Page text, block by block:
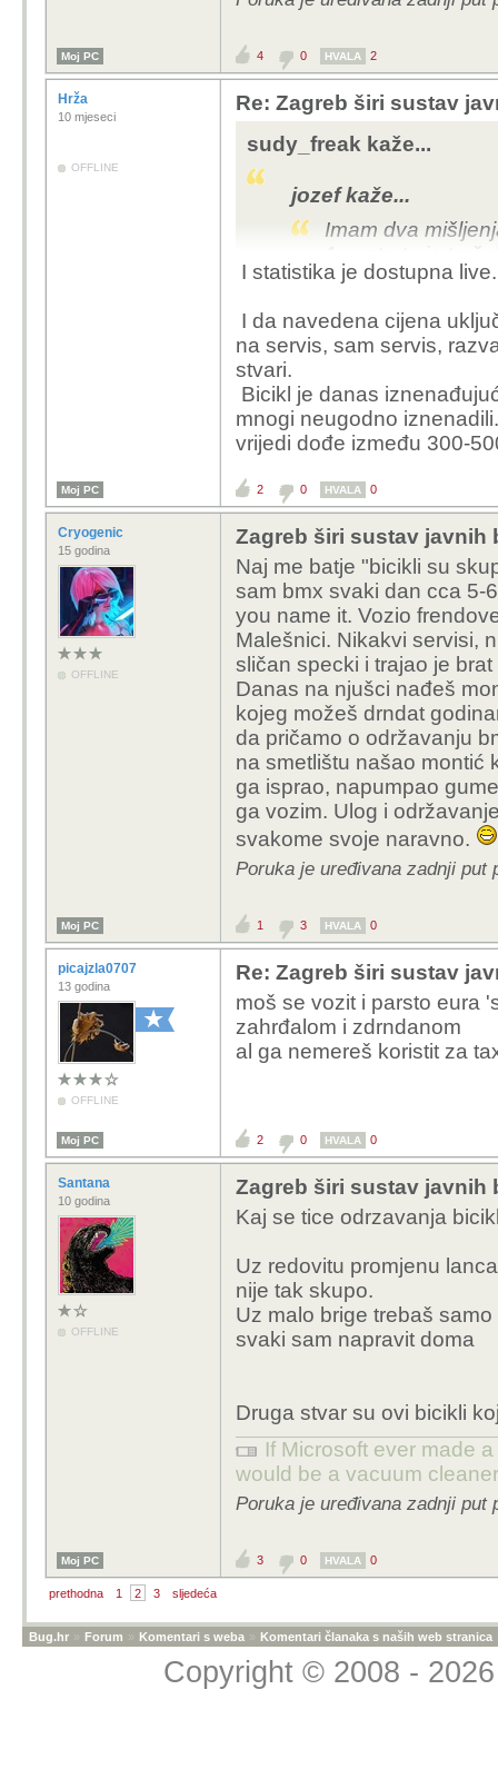
Moj PC 4 0 HVALA 2
Hrža
10 mjeseci
OFFLINE
Re: Zagreb širi sustav
sudy_freak kaže...
jozef kaže...
Imam dva
1. u startu je
bicikli iz Kine su
su 110-120
bolji ali ne toliko
i u drugim
U Berlinu nakon
usluga gotovo da
vožnji po pola
uslugu samo htio
koristiti u
prihvaćaju
za jednu vožnju,
1. mislim da možemo
nabave bicikala".
kako su se svi
Tih 6k € NIJE cijena
jednog bicikla za
Ajmo barem pokušati
2. oko ovoga bih se
te tom višom cijenom
osjetno višu količinu
Mogao bih se složiti
A o stvarnom
da se usluga itekako
Jutarnji list - FOTO
biciklima masovno
I statistika je dostupna
I da navedena cijena
na servis, sam servis,
stvari.
Bicikl je danas
mnogi neugodno
vrijedi dođe između 300-
Moj PC 2 0 HVALA 0
Cryogenic
15 godina
OFFLINE
Zagreb širi sustav javnih
Naj me batje "bicikli su
sam bmx svaki dan cca 5-
you name it. Vozio
Malešnici. Nikakvi servisi,
sličan specki i trajao je
Danas na njušci nađeš
kojeg možeš drndat
da pričamo o održavanju
na smetlištu našao montić
ga isprao, napumpao
ga vozim. Ulog i
svakome svoje naravno.
Poruka je uređivana zadnji put
Moj PC 1 3 HVALA 0
picajzla0707
13 godina
OFFLINE
Re: Zagreb širi sustav
moš se vozit i parsto eura
zahrđalom i zdrndanom
al ga nemereš koristit za
Moj PC 2 0 HVALA 0
Santana
10 godina
OFFLINE
Zagreb širi sustav javnih
Kaj se tice odrzavanja
Uz redovitu promjenu
nije tak skupo.
Uz malo brige trebaš
svaki sam napravit doma
Druga stvar su ovi bicikli
If Microsoft ever made
would be a vacuum
Poruka je uređivana zadnji put
Moj PC 3 0 HVALA 0
prethodna 1 2 3 sljedeća
Bug.hr » Forum » Komentari s weba » Komentari članaka s naših web stranica
Copyright © 2008 -